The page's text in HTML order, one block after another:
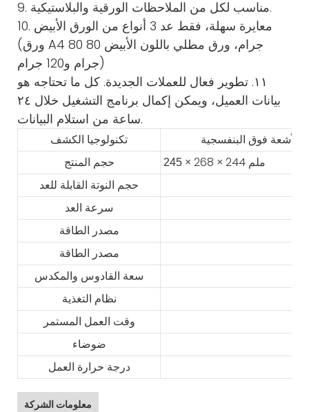
9. مناسب لكل من الملاحظات الورقية والبلاستيكية.
10. معايرة سهلة، فقط عد 3 أنواع من الورق الأبيض
(ورق A4 80 جرام، ورق مطلي باللون الأبيض 80
جرام و120 جرام)
١١. تطوير فعال للعملات الجديدة. كل ما تحتاجه هو
بيانات العميل، ويمكن إكمال برنامج التشغيل خلال ٢٤
ساعة من استلام البيانات.
تكنولوجيا الكشف
حجم المنتج 245
× 268 × 244 ملم
حجم النوتة القابلة للعد
سرعة العد
مصدر الطاقة
مصدر الطاقة
سعة القادوس والمكدس
نظام التغذية
وقت العمل المستمر
ضوضاء
درجة حرارة العمل
معلومات الشركة